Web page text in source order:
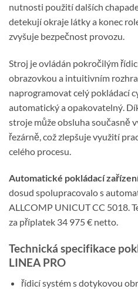
nutnosti použití dalších
detekují okraje látky a konec
zvyšuje bezpečnost provozu.
Stroj je ovládán pokročilým
obrazovkou a intuitivním
naprogramovat celý pokládací
automatický a opakovatelný.
stroje může obsluha současně
řezárně, což zlepšuje využití
celého procesu.
Automatické pokládací
dosud spolupracovalo s
ALLCOMP UNICUT CC 5018.
za příplatek 34 975 € netto.
Technická specifikace
LINEA PRO
řídicí systém s dotykovou